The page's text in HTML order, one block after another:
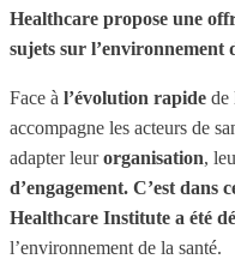
Healthcare propose une
sujets sur l’environnement
Face à l’évolution rapide de
accompagne les acteurs de
adapter leurorganisation,
d’engagement. C’est dans
Healthcare Institute a été
l’environnement de la santé.